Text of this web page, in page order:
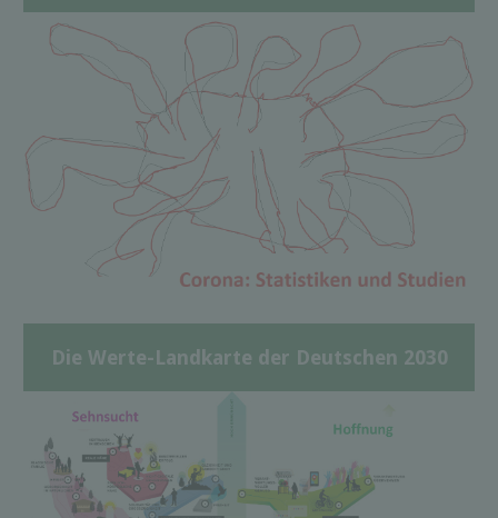
Die Werte-Landkarte der Deutschen 2030